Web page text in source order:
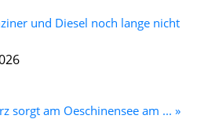
und Diesel noch lange nicht
sorgt am Oeschinensee am ... »